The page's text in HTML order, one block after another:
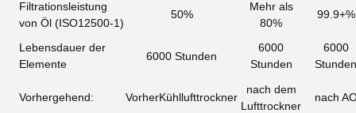
Filtrationsleistung
von Öl (ISO12500-1)
50%
Mehr als
80%
99.9+%
Lebensdauer der
Elemente
6000 Stunden
6000
Stunden
6000
Stunden
Vorhergehend: VorherKühllufttrockner
nach dem
Lufttrockner
nach